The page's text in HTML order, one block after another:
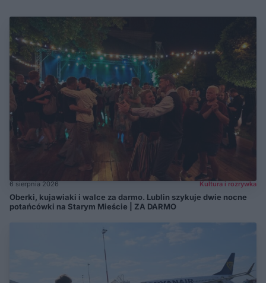
6 sierpnia 2026 Kultura i rozrywka
Oberki, kujawiaki i walce za darmo. Lublin szykuje dwie nocne
potańcówki na Starym Mieście | ZA DARMO